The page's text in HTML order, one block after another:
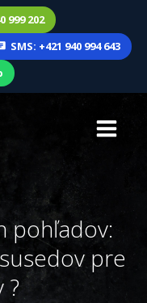
999 202
SMS: +421 940 994 643
pohľadov:
pre
?